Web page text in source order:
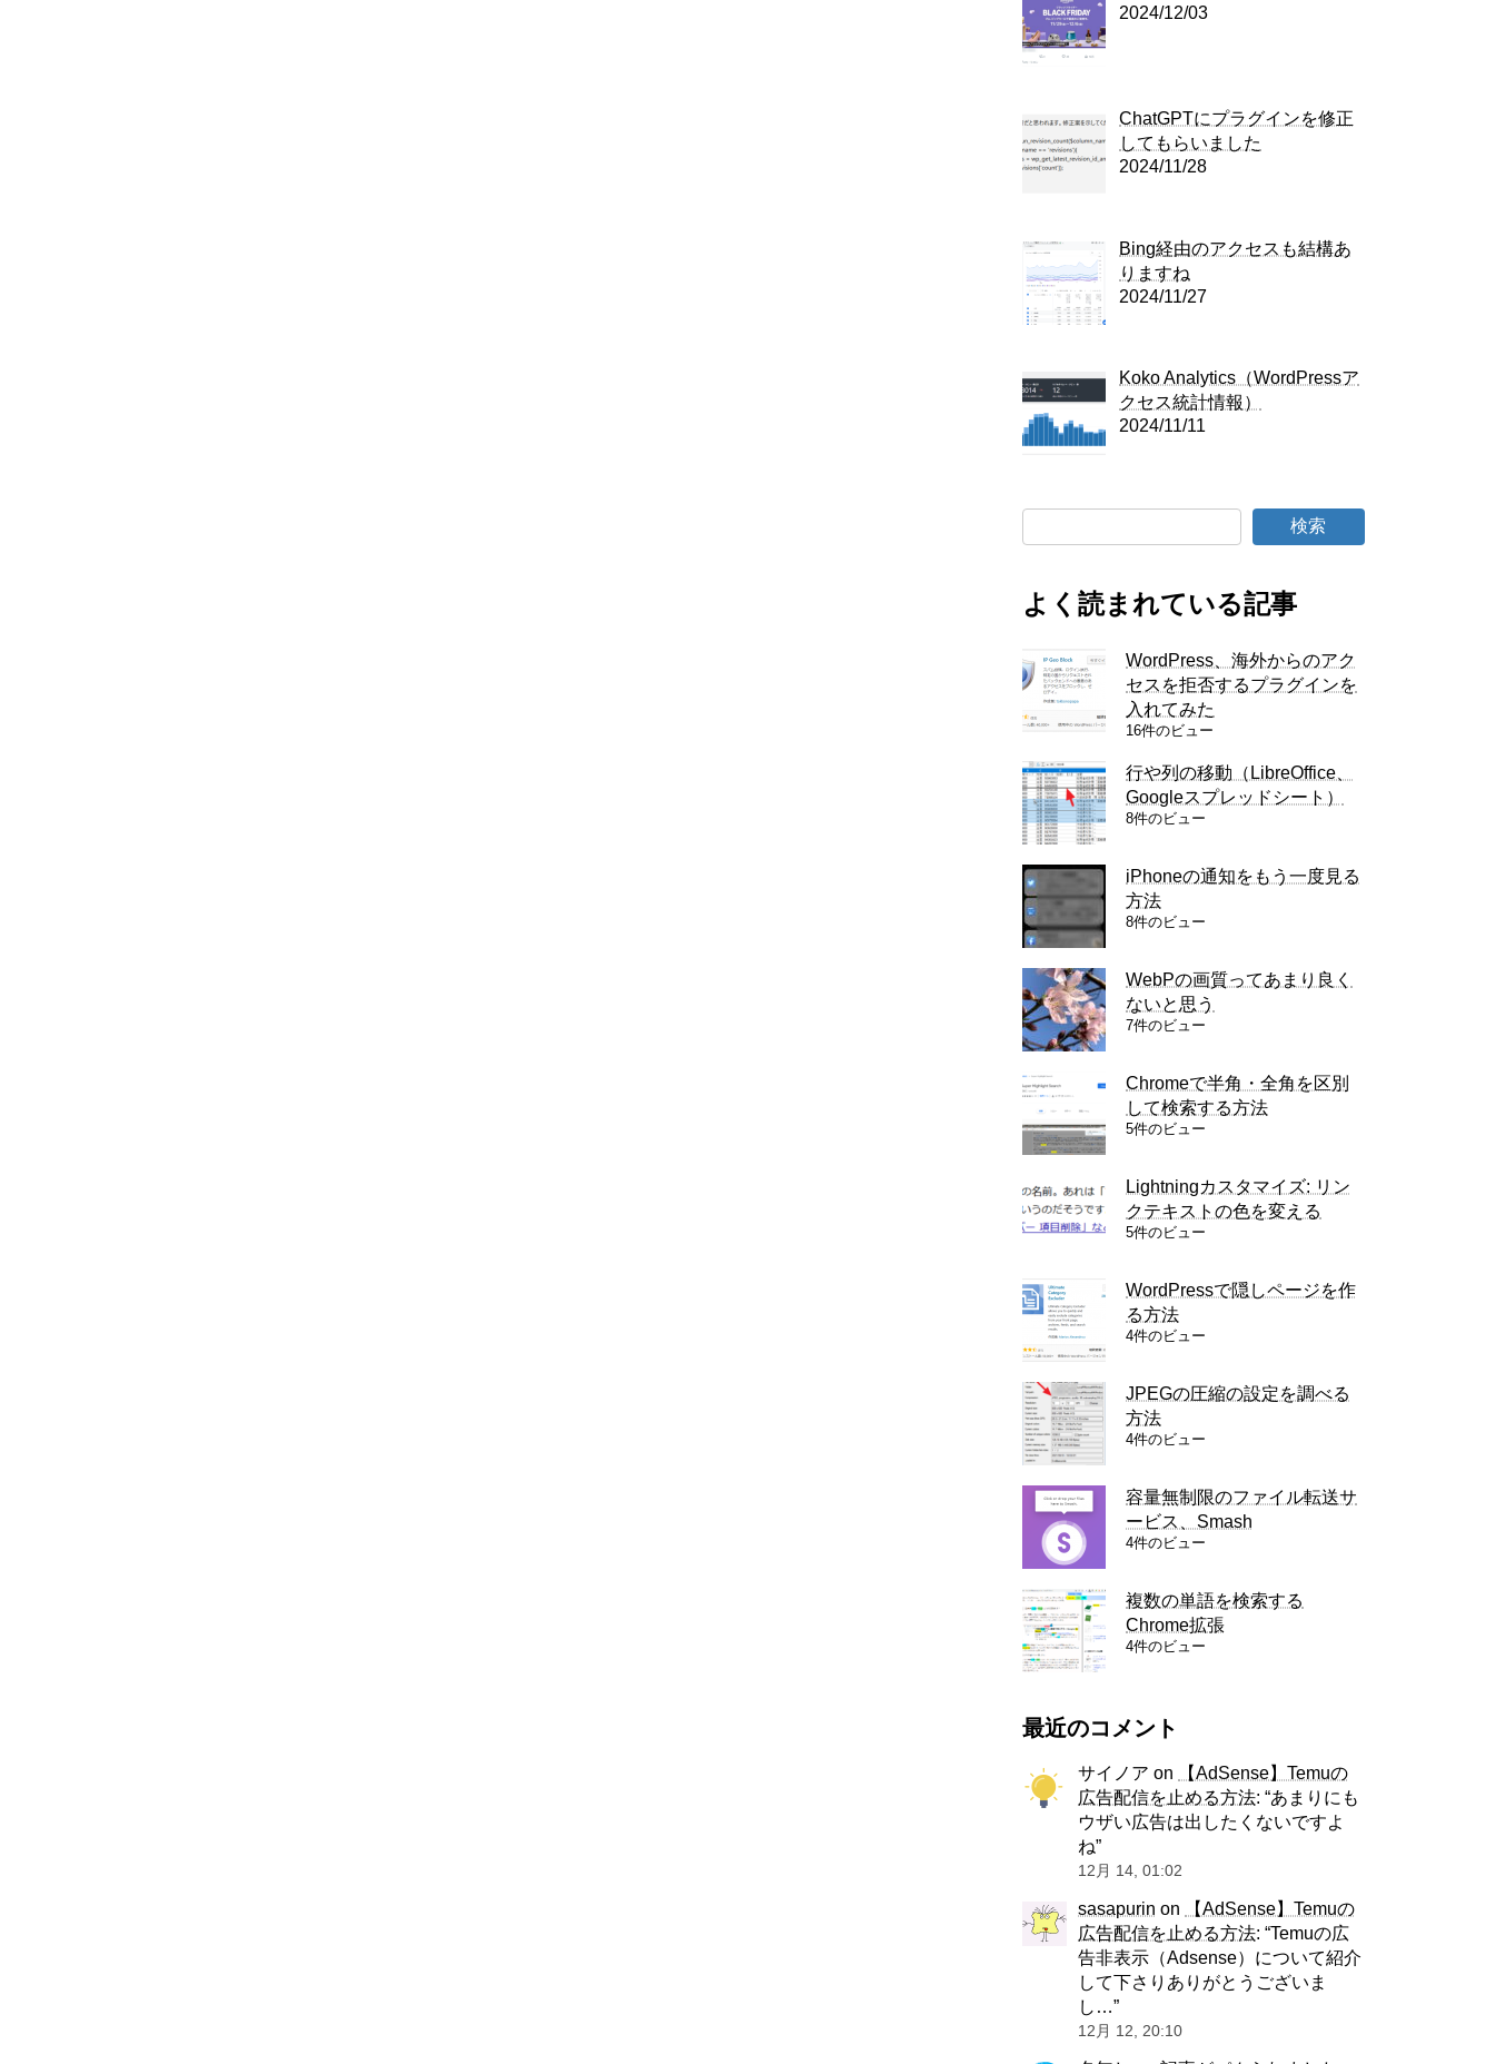
2024/12/03
ChatGPTにプラグインを修正
してもらいました
2024/11/28
Bing経由のアクセスも結構あ
りますね
2024/11/27
Koko Analytics（WordPressア
クセス統計情報）
2024/11/11
検索
よく読まれている記事
WordPress、海外からのアク
セスを拒否するプラグインを
入れてみた
16件のビュー
行や列の移動（LibreOffice、
Googleスプレッドシート）
8件のビュー
iPhoneの通知をもう一度見る
方法
8件のビュー
WebPの画質ってあまり良く
ないと思う
7件のビュー
Chromeで半角・全角を区別
して検索する方法
5件のビュー
Lightningカスタマイズ: リン
クテキストの色を変える
5件のビュー
WordPressで隠しページを作
る方法
4件のビュー
JPEGの圧縮の設定を調べる
方法
4件のビュー
容量無制限のファイル転送サ
ービス、Smash
4件のビュー
複数の単語を検索する
Chrome拡張
4件のビュー
最近のコメント
サイノア on
【AdSense】Temuの
広告配信を止める方法: “あまりにも
ウザい広告は出したくないですよ
ね”
12月 14, 01:02
sasapurin on
【AdSense】Temuの
広告配信を止める方法: “Temuの広
告非表示（Adsense）について紹介
して下さりありがとうございま
し…”
12月 12, 20:10